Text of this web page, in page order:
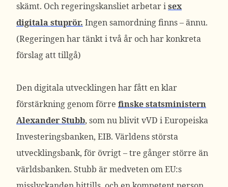
skämt. Och regeringskansliet arbetar isex
digitala stuprör. Ingen samordning finns – ännu.
(Regeringen har tänkt i två år och har konkreta
förslag att tillgå)
Den digitala utvecklingen har fått en klar
förstärkning genom förre finske statsministern
Alexander Stubb, som nu blivit vVD i Europeiska
Investeringsbanken, EIB. Världens största
utvecklingsbank, för övrigt – tre gånger större än
världsbanken. Stubb är medveten om EU:s